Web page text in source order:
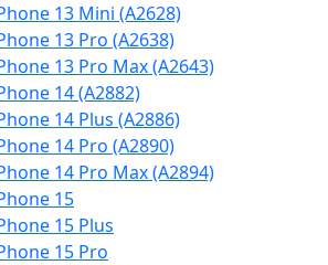
13 Mini (A2628)
13 Pro (A2638)
13 Pro Max (A2643)
14 (A2882)
14 Plus (A2886)
14 Pro (A2890)
14 Pro Max (A2894)
15
15 Plus
15 Pro